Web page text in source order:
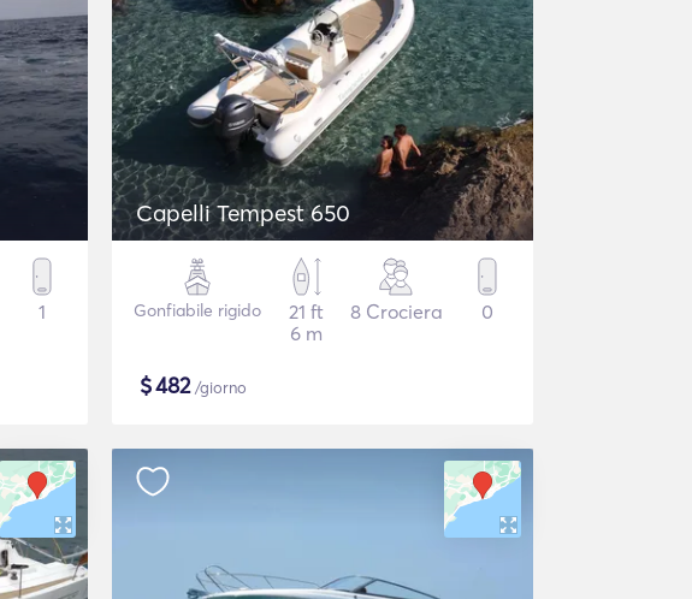
1
Capelli Tempest 650
Gonfiabile rigido
21 ft
6 m
8 Crociera 0
$482/giorno